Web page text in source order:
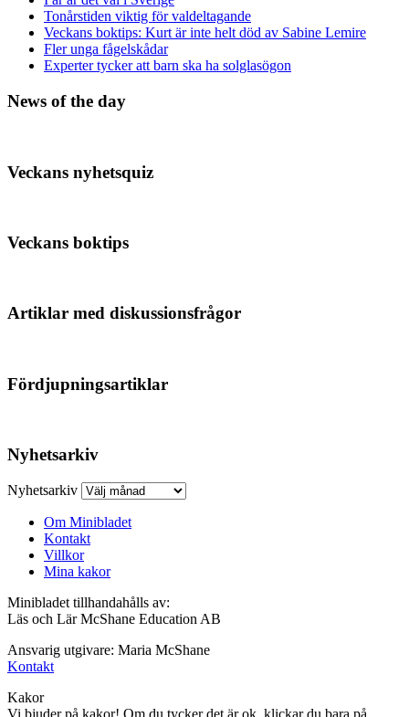
Tonårstiden viktig för valdeltagande
Veckans boktips: Kurt är inte helt död av Sabine Lemire
Fler unga fågelskådar
Experter tycker att barn ska ha solglasögon
News of the day
Veckans nyhetsquiz
Veckans boktips
Artiklar med diskussionsfrågor
Fördjupningsartiklar
Nyhetsarkiv
Nyhetsarkiv
Om Minibladet
Kontakt
Villkor
Mina kakor
Minibladet tillhandahålls av:
Läs och Lär McShane Education AB
Ansvarig utgivare: Maria McShane
Kontakt
Kakor
Vi bjuder på kakor! Om du tycker det är ok, klickar du bara på